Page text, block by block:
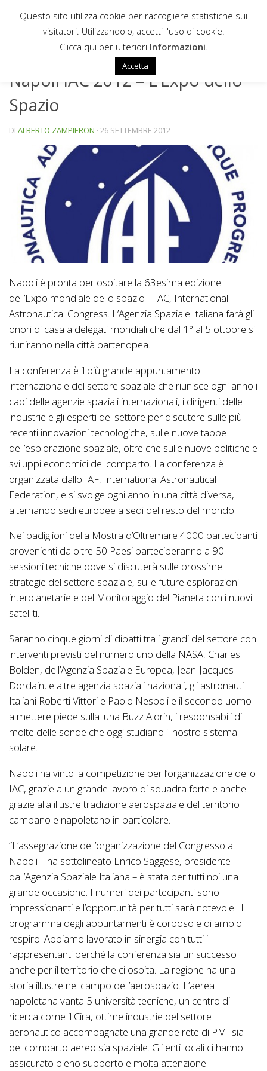
Sotto il contenuto
Napoli IAC 2012 – L’Expo dello
Spazio
DI ALBERTO ZAMPIERON · 26 SETTEMBRE 2012
Napoli è pronta per ospitare la 63esima edizione
dell’Expo mondiale dello spazio – IAC, International
Astronautical Congress. L’Agenzia Spaziale Italiana farà gli
onori di casa a delegati mondiali che dal 1° al 5 ottobre si
riuniranno nella città partenopea.
La conferenza è il più grande appuntamento
internazionale del settore spaziale che riunisce ogni anno i
capi delle agenzie spaziali internazionali, i dirigenti delle
industrie e gli esperti del settore per discutere sulle più
recenti innovazioni tecnologiche, sulle nuove tappe
dell’esplorazione spaziale, oltre che sulle nuove politiche e
sviluppi economici del comparto. La conferenza è
organizzata dallo IAF, International Astronautical
Federation, e si svolge ogni anno in una città diversa,
alternando sedi europee a sedi del resto del mondo.
Nei padiglioni della Mostra d’Oltremare 4000 partecipanti
provenienti da oltre 50 Paesi parteciperanno a 90
sessioni tecniche dove si discuterà sulle prossime
strategie del settore spaziale, sulle future esplorazioni
interplanetarie e del Monitoraggio del Pianeta con i nuovi
satelliti.
Saranno cinque giorni di dibatti tra i grandi del settore con
interventi previsti del numero uno della NASA, Charles
Bolden, dell’Agenzia Spaziale Europea, Jean-Jacques
Dordain, e altre agenzia spaziali nazionali, gli astronauti
Italiani Roberti Vittori e Paolo Nespoli e il secondo uomo
a mettere piede sulla luna Buzz Aldrin, i responsabili di
molte delle sonde che oggi studiano il nostro sistema
solare.
Napoli ha vinto la competizione per l’organizzazione dello
IAC, grazie a un grande lavoro di squadra forte e anche
grazie alla illustre tradizione aerospaziale del territorio
campano e napoletano in particolare.
“L’assegnazione dell’organizzazione del Congresso a
Napoli – ha sottolineato Enrico Saggese, presidente
dall’Agenzia Spaziale Italiana – è stata per tutti noi una
grande occasione. I numeri dei partecipanti sono
impressionanti e l’opportunità per tutti sarà notevole. Il
programma degli appuntamenti è corposo e di ampio
respiro. Abbiamo lavorato in sinergia con tutti i
rappresentanti perché la conferenza sia un successo
anche per il territorio che ci ospita. La regione ha una
storia illustre nel campo dell’aerospazio. L’aerea
napoletana vanta 5 università tecniche, un centro di
ricerca come il Cira, ottime industrie del settore
aeronautico accompagnate una grande rete di PMI sia
del comparto aereo sia spaziale. Gli enti locali ci hanno
assicurato pieno supporto e molta attenzione
Questo sito utilizza cookie per raccogliere statistiche sui
visitatori. Utilizzandolo, accetti l'uso di cookie.
Clicca qui per ulteriori Informazioni
Accetta